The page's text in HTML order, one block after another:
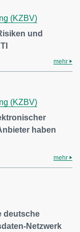
(KZBV)
und
mehr
(KZBV)
haben
mehr
deutsche
Netzwerk